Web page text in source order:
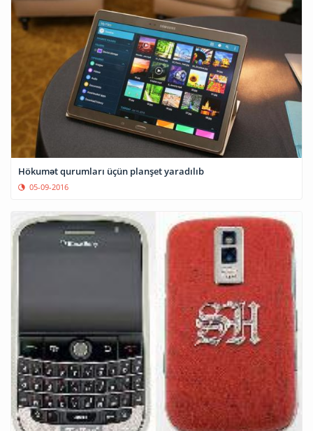
Hökumət qurumları üçün planşet yaradılıb
05-09-2016